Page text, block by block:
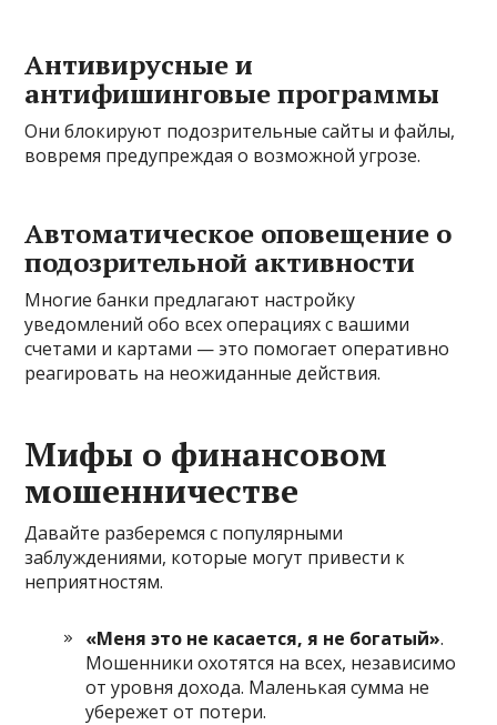
Антивирусные и
антифишинговые программы
Они блокируют подозрительные сайты и файлы,
вовремя предупреждая о возможной угрозе.
Автоматическое оповещение о
подозрительной активности
Многие банки предлагают настройку
уведомлений обо всех операциях с вашими
счетами и картами — это помогает оперативно
реагировать на неожиданные действия.
Мифы о финансовом
мошенничестве
Давайте разберемся с популярными
заблуждениями, которые могут привести к
неприятностям.
«Меня это не касается, я не богатый».
Мошенники охотятся на всех, независимо
от уровня дохода. Маленькая сумма не
убережет от потери.